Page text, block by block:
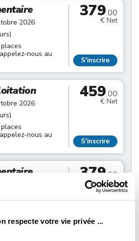
respecte votre vie privée ...
2026
nous au
379.00
€ Net
S'inscrire
2026
nous au
459.00
€ Net
S'inscrire
379 .00
€ Net
S'inscrire